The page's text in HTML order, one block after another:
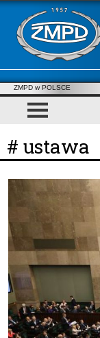
ZMPD w POLSCE
# ustawa